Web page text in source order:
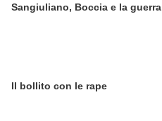
Sangiuliano, Boccia e la guerra
Il bollito con le rape